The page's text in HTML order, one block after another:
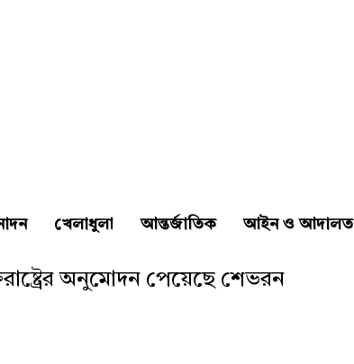
খেলাধুলা আন্তর্জাতিক আইন ও আদালত
অনুমোদন পেয়েছে শেভরন